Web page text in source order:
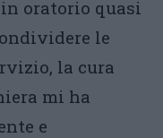
oratorio quasi
le
la cura
mi ha
e